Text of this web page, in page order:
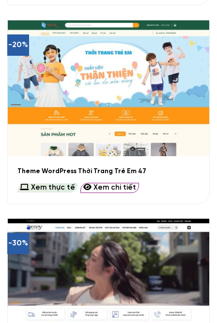
-20%
Theme WordPress Thời Trang Trẻ Em 47
Xem thực tế Xem chi tiết
-30%